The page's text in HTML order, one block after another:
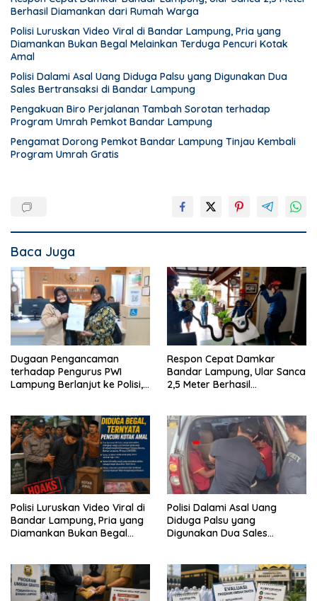
Berhasil Diamankan dari Rumah Warga
Polisi Luruskan Video Viral di Bandar Lampung, Pria yang
Diamankan Bukan Begal Melainkan Terduga Pencuri Kotak
Amal
Polisi Dalami Asal Uang Diduga Palsu yang Digunakan Dua
Sales Bertransaksi di Bandar Lampung
Pengakuan Biro Perjalanan Tambah Sorotan terhadap
Program Umrah Pemkot Bandar Lampung
Pengamat Dorong Pemkot Bandar Lampung Tinjau Kembali
Program Umrah Gratis
Baca Juga
Dugaan Pengancaman
terhadap Pengurus PWI
Lampung Berlanjut ke Polisi,
Respon Cepat Damkar
Bandar Lampung, Ular Sanca
2,5 Meter Berhasil
Polisi Luruskan Video Viral di
Bandar Lampung, Pria yang
Diamankan Bukan Begal
Polisi Dalami Asal Uang
Diduga Palsu yang
Digunakan Dua Sales